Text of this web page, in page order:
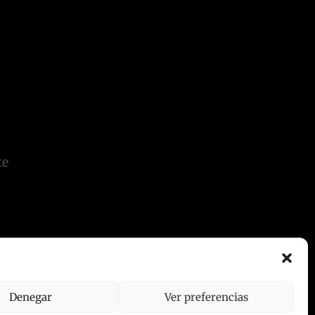
Denegar Ver preferencias